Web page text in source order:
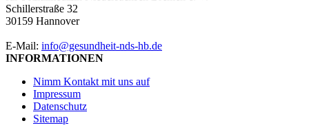
Schillerstraße 32
30159 Hannover
E-Mail: info@gesundheit-nds-hb.de
INFORMATIONEN
Nimm Kontakt mit uns auf
Impressum
Datenschutz
Sitemap